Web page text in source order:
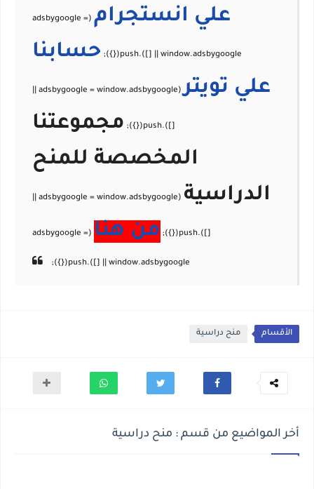
علي انستجرام
حسابنا
علي تويتر
مجموعتنا
المخصصة للمنح
الدراسية
من هنا
الأقسام منح دراسية
أخر المواضيع من قسم : منح دراسية